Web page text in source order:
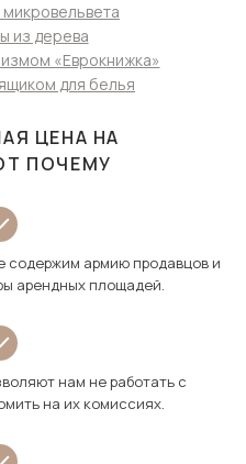
из дерева
«Еврокнижка»
для белья
ЦЕНА НА
ПОЧЕМУ
содержим армию продавцов и
арендных площадей.
нам не работать с
на их комиссиях.